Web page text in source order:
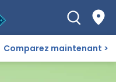
Comparez maintenant